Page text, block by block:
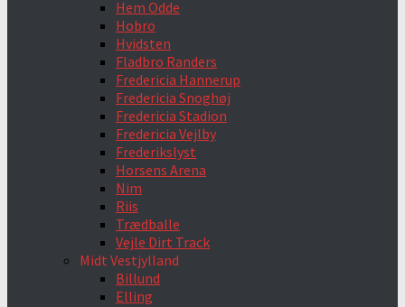
Hem Odde
Hobro
Hvidsten
Fladbro Randers
Fredericia Hannerup
Fredericia Snoghøj
Fredericia Stadion
Fredericia Vejlby
Frederikslyst
Horsens Arena
Nim
Riis
Trædballe
Vejle Dirt Track
Midt Vestjylland
Billund
Elling